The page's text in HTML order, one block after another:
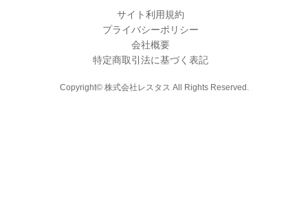
サイト利用規約
プライバシーポリシー
会社概要
特定商取引法に基づく表記
Copyright© 株式会社レスタス All Rights Reserved.